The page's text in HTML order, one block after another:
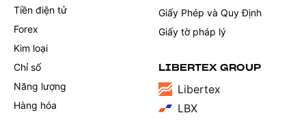
Tiền điện tử
Forex
Kim loại
Chỉ số
Năng lượng
Hàng hóa
Giấy Phép và Quy Định
Giấy tờ pháp lý
LIBERTEX GROUP
Libertex
LBX